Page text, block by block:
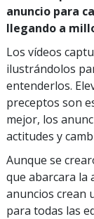
anuncio para
llegando a
Los vídeos
ilustrándolos
entenderlos.
preceptos son
mejor, los
actitudes y
Aunque se
que abarcara la
anuncios crean
para todas las